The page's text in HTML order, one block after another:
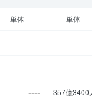
単体 単体
---- ----
---- ----
---- 357億3400万